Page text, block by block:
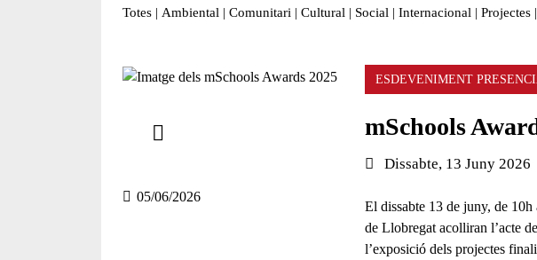
Totes | Ambiental | Comunitari | Cultural | Social | Internacional | Projectes |
05/06/2026
ESDEVENIMENT
mSchools
Data de l'esdeveniment:
Dissabte, 13 Juny 2026
El dissabte 13 de juny, de
de Llobregat acolliran l’acte
l’exposició dels projectes